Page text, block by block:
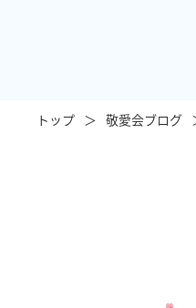
トップ 敬愛会ブログ